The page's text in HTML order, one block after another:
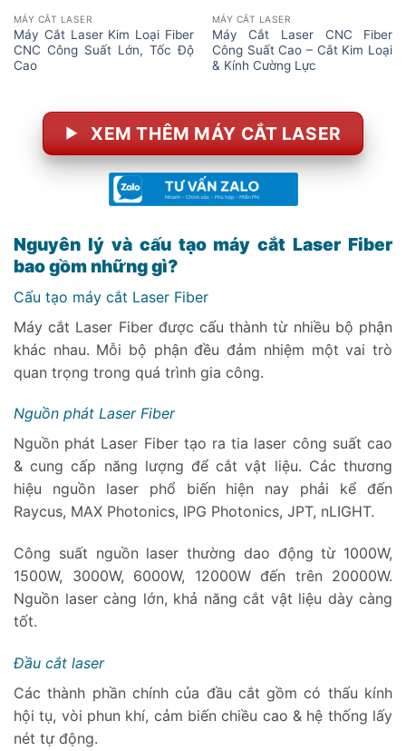
MÁY CẮT LASER
Máy Cắt Laser Kim Loại Fiber
CNC Công Suất Lớn, Tốc Độ
Cao
MÁY CẮT LASER
Máy Cắt Laser CNC Fiber
Công Suất Cao – Cắt Kim Loại
& Kính Cường Lực
XEM THÊM MÁY CẮT LASER
Nguyên lý và cấu tạo máy cắt Laser Fiber
bao gồm những gì?
Cấu tạo máy cắt Laser Fiber
Máy cắt Laser Fiber được cấu thành từ nhiều bộ phận
khác nhau. Mỗi bộ phận đều đảm nhiệm một vai trò
quan trọng trong quá trình gia công.
Nguồn phát Laser Fiber
Nguồn phát Laser Fiber tạo ra tia laser công suất cao
& cung cấp năng lượng để cắt vật liệu. Các thương
hiệu nguồn laser phổ biến hiện nay phải kể đến
Raycus, MAX Photonics, IPG Photonics, JPT, nLIGHT.
Công suất nguồn laser thường dao động từ 1000W,
1500W, 3000W, 6000W, 12000W đến trên 20000W.
Nguồn laser càng lớn, khả năng cắt vật liệu dày càng
tốt.
Đầu cắt laser
Các thành phần chính của đầu cắt gồm có thấu kính
hội tụ, vòi phun khí, cảm biến chiều cao & hệ thống lấy
nét tự động.